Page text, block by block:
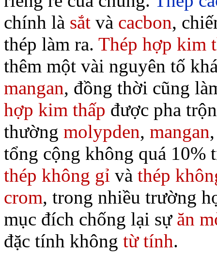
chính là sắt và cacbon,
thép làm ra. Thép hợp kim
thêm một vài nguyên tố
mangan, đồng thời cũng
hợp kim thấp được pha
thường molypden, mangan
tổng cộng không quá 10%
thép không gỉ và thép
crom, trong nhiều trường
mục đích chống lại sự ăn
đặc tính không từ tính.